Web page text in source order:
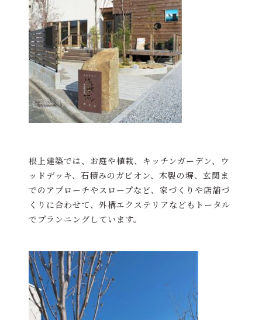
根上建築では、お庭や植栽、キッチンガーデン、ウ
ッドデッキ、石積みのガビオン、木製の塀、玄関ま
でのアプローチやスロープなど、家づくりや店舗づ
くりに合わせて、外構エクステリアなどもトータル
でプランニングしています。